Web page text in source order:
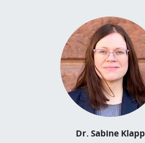
Dr. Sabine Klapp